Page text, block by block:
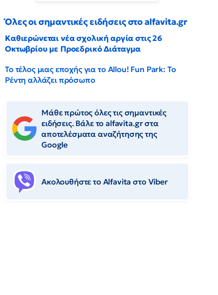
Όλες οι σημαντικές ειδήσεις στο alfavita.gr
Καθιερώνεται νέα σχολική αργία στις 26
Οκτωβρίου με Προεδρικό Διάταγμα
Το τέλος μιας εποχής για το Allou! Fun Park: Το
Ρέντη αλλάζει πρόσωπο
Μάθε πρώτος όλες τις σημαντικές
ειδήσεις. Βάλε το alfavita.gr στα
αποτελέσματα αναζήτησης της
Google
Ακολουθήστε το Αlfavita στο Viber